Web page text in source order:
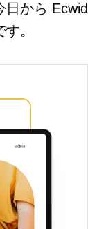
日から Ecwid
。